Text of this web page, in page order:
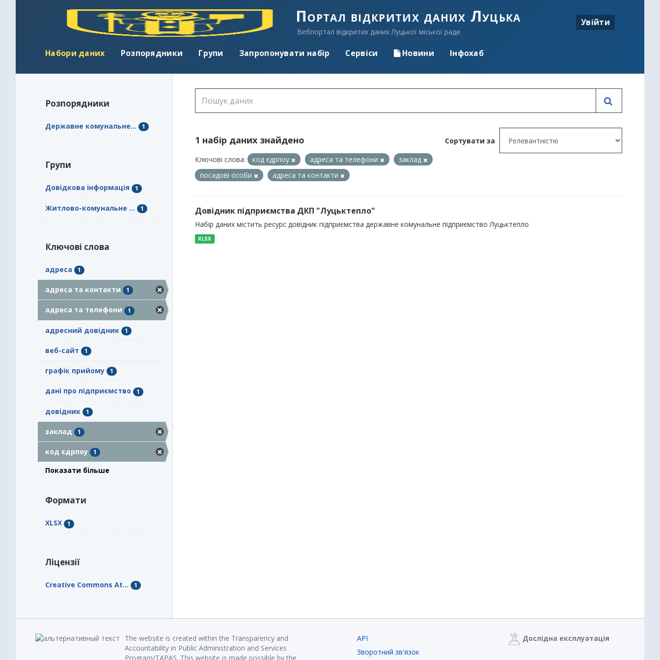
Портал відкритих даних Луцька
Вебпортал відкритих даних Луцької міської ради
Увійти
Набори даних Розпорядники Групи Запропонувати набір Сервіси Новини Інфохаб
Розпорядники
Державне комунальне... 1
Групи
Довідкова інформація 1
Житлово-комунальне ... 1
Ключові слова
адреса 1
адреса та контакти 1
адреса та телефони 1
адресний довідник 1
веб-сайт 1
графік прийому 1
дані про підприємство 1
довідник 1
заклад 1
код єдрпоу 1
Показати більше
Формати
XLSX 1
Ліцензії
Creative Commons At... 1
Сортувати за
1 набір даних знайдено
Ключові слова: код єдрпоу адреса та телефони
заклад
посадові особи
адреса та контакти
Довідник підприємства ДКП "Луцьктепло"
Набір даних містить ресурс довідник підприємства державне комунальне підприємство Луцьктепло
XLSX
The website is created within the Transparency and
Accountability in Public Administration and Services
Program/TAPAS. This website is made possible by the
API
Зворотний зв'язок
Дослідна експлуатація